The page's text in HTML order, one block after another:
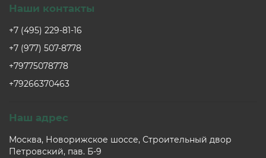
Наши контакты
+7 (495) 229-81-16
+7 (977) 507-8778
+79775078778
+79266370463
Наш адрес
Москва, Новорижское шоссе, Строительный двор
Петровский, пав. Б-9